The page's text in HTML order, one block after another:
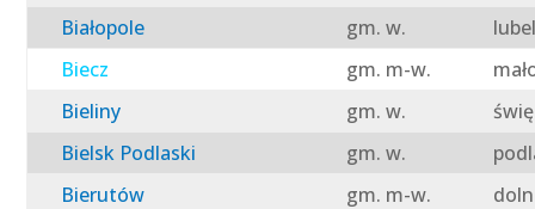
Białopole
gm. w.
Biecz
gm. m-w.
Bieliny
gm. w.
Bielsk Podlaski
gm. w.
Bierutów
gm. m-w.